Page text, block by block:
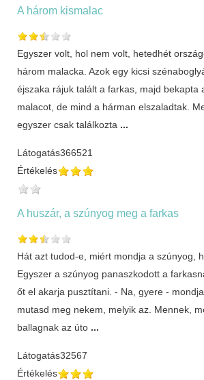
A három kismalac
Egyszer volt, hol nem volt, hetedhét
három malacka. Azok egy kicsi
éjszaka rájuk talált a farkas, majd bekapta
malacot, de mind a hárman elszaladtak.
egyszer csak találkozta ...
Látogatás366521
Értékelés
A huszár, a szúnyog meg a farkas
Hát azt tudod-e, miért mondja a szúnyog,
Egyszer a szúnyog panaszkodott a
őt el akarja pusztítani. - Na, gyere -
mutasd meg nekem, melyik az. Mennek,
ballagnak az úto ...
Látogatás32567
Értékelés